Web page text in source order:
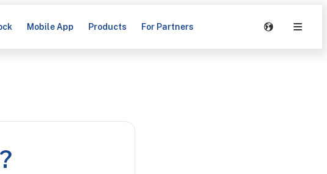
Mobile App Products For Partners